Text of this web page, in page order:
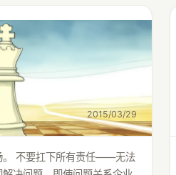
2015/03/29
。 不要扛下所有责任——无法